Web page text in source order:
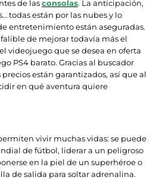
de lasconsolas. La anticipación,
todas están por las nubes y lo
entretenimiento están aseguradas.
de mejorar todavía más el
videojuego que se desea en oferta
PS4 barato. Gracias al buscador
están garantizados, así que al
en qué aventura quiere
vivir muchas vidas: se puede
de fútbol, liderar a un peligroso
en la piel de un superhéroe o
de salida para soltar adrenalina.